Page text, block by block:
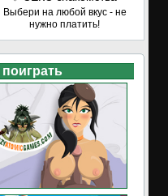
Выбери на любой вкус - не
нужно платить!